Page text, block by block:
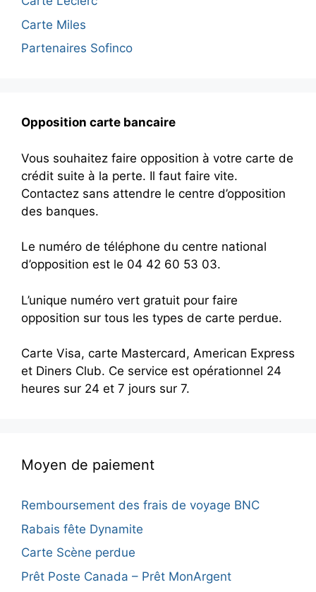
Carte Miles
Partenaires Sofinco
Opposition carte bancaire
Vous souhaitez faire opposition à votre carte de
crédit suite à la perte. Il faut faire vite.
Contactez sans attendre le centre d’opposition
des banques.
Le numéro de téléphone du centre national
d’opposition est le 04 42 60 53 03.
L’unique numéro vert gratuit pour faire
opposition sur tous les types de carte perdue.
Carte Visa, carte Mastercard, American Express
et Diners Club. Ce service est opérationnel 24
heures sur 24 et 7 jours sur 7.
Moyen de paiement
Remboursement des frais de voyage BNC
Rabais fête Dynamite
Carte Scène perdue
Prêt Poste Canada – Prêt MonArgent